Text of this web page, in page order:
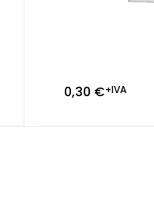
0,30 €+IVA